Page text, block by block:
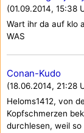
(01.09.2014, 15:38
Wart ihr da auf klo
WAS
Conan-Kudo
(18.06.2014, 21:28
Heloms1412, von
Kopfschmerzen
durchlesen, weil